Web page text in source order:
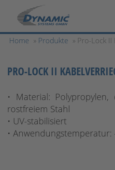
Home » Produkte » Pro-Lock
PRO-LOCK II
• Material:
rostfreiem Stahl
• UV-stabilisiert
• Anwendungstemperatur: